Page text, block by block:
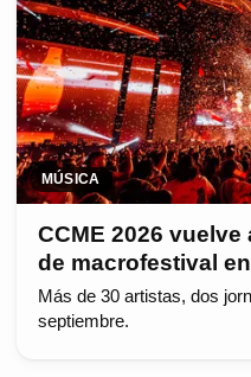
MÚSICA
CCME 2026
de macrofestival
Más de 30 artistas, dos
septiembre.